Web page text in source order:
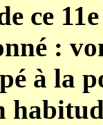
ce
:
à la